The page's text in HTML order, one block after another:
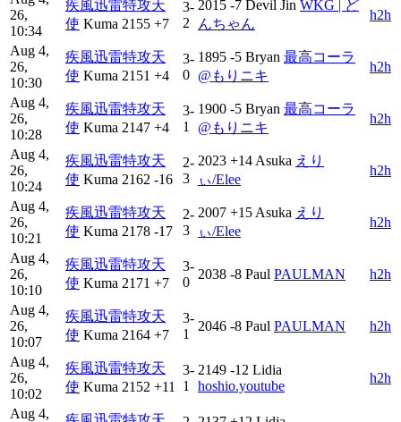
26,
10:34
疾風迅雷特攻天
使 Kuma 2155 +7
3-
2
2015 -7 Devil Jin WKG | ど
んちゃん
h2h
Aug 4,
26,
10:30
疾風迅雷特攻天
使 Kuma 2151 +4
3-
0
1895 -5 Bryan 最高コーラ
@もりニキ
h2h
Aug 4,
26,
10:28
疾風迅雷特攻天
使 Kuma 2147 +4
3-
1
1900 -5 Bryan 最高コーラ
@もりニキ
h2h
Aug 4,
26,
10:24
疾風迅雷特攻天
使 Kuma 2162 -16
2-
3
2023 +14 Asuka えり
ぃ/Elee
h2h
Aug 4,
26,
10:21
疾風迅雷特攻天
使 Kuma 2178 -17
2-
3
2007 +15 Asuka えり
ぃ/Elee
h2h
Aug 4,
26,
10:10
疾風迅雷特攻天
使 Kuma 2171 +7
3-
0
2038 -8 Paul PAULMAN h2h
Aug 4,
26,
10:07
疾風迅雷特攻天
使 Kuma 2164 +7
3-
1
2046 -8 Paul PAULMAN h2h
Aug 4,
26,
10:02
疾風迅雷特攻天
使 Kuma 2152 +11
3-
1
2149 -12 Lidia
hoshio.youtube
h2h
Aug 4,